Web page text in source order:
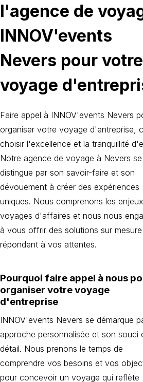
l'agence de
INNOV'events
Nevers pour votre
voyage
Faire appel à INNOV'events Nevers
organiser votre voyage d'entreprise,
choisir l'excellence et la tranquillité
Notre agence de voyage à Nevers se
distingue par son savoir-faire et son
dévouement à créer des expériences
uniques. Nous comprenons les
voyages d'affaires et nous nous
à vous offrir des solutions sur
répondent à vos attentes.
Pourquoi faire appel à nous
organiser votre voyage
d'entreprise
INNOV'events Nevers se démarque
approche personnalisée et son souci
détail. Nous prenons le temps de
comprendre vos besoins et vos
pour concevoir un voyage qui reflète